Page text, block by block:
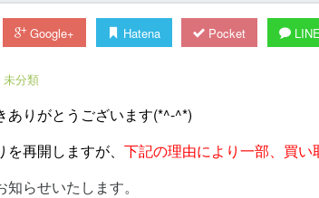
Google+ Hatena Pocket LINE
未分類
ありがとうございます(*^-^*)
再開しますが、 下記の理由により一部、買い
らせいたします。